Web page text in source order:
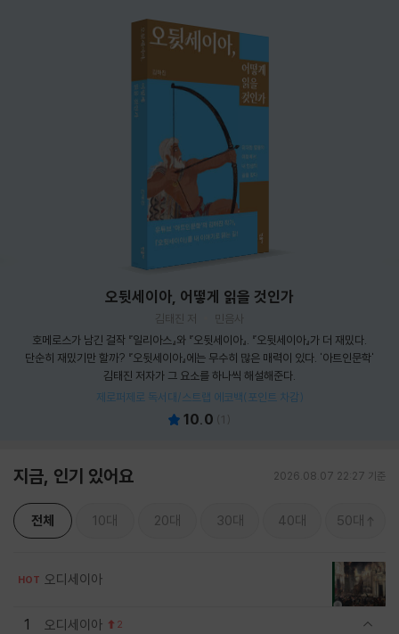
오뒷세이아, 어떻게 읽을 것인가
김태진 저
민음사
호메로스가 남긴 걸작 『일리아스』와 『오뒷세이아』. 『오뒷세이아』가 더 재밌다.
단순히 재밌기만 할까? 『오뒷세이아』에는 무수히 많은 매력이 있다. '아트인문학'
김태진 저자가 그 요소를 하나씩 해설해준다.
제로퍼제로 독서대/스트랩 에코백(포인트 차감)
10.0 (1 )
지금, 인기 있어요 2026.08.07 22:27 기준
전체 10대 20대 30대 40대 50대
HOT 오디세이아
1 오디세이아 2